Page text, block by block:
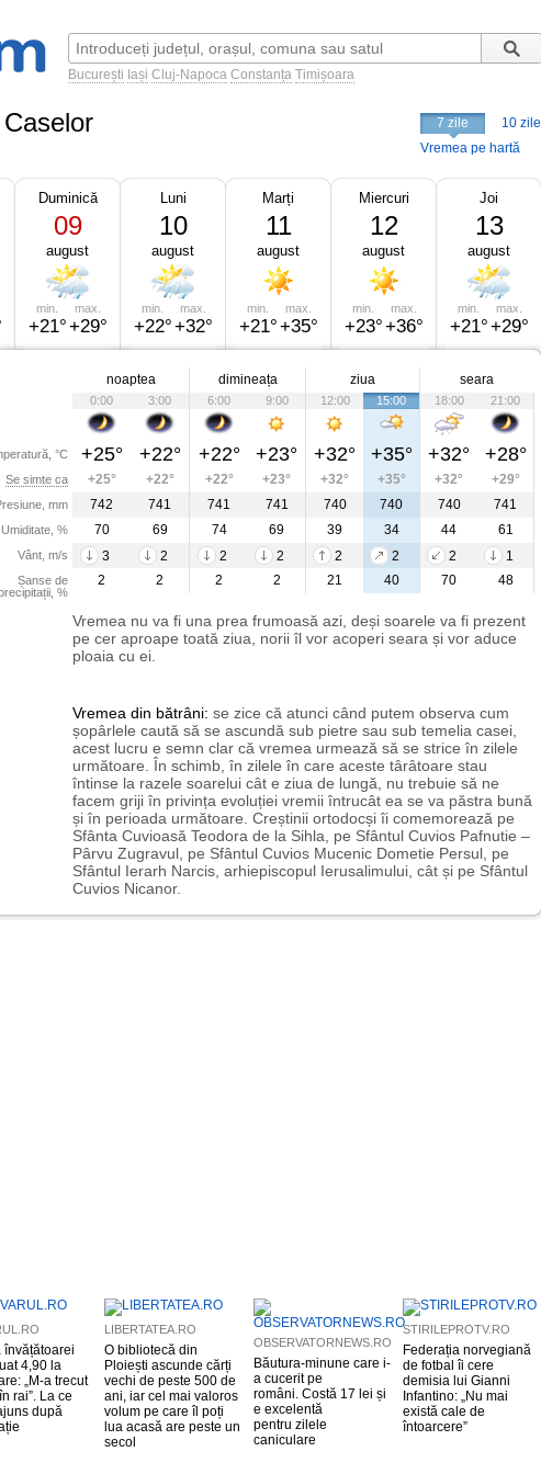
București Iași Cluj-Napoca Constanța Timișoara
7 zile
10 zile
Vremea pe hartă
Duminică
09
august
min.
+21°
max.
+29°
Luni
10
august
min.
+22°
max.
+32°
Marți
11
august
min.
+21°
max.
+35°
Miercuri
12
august
min.
+23°
max.
+36°
Joi
13
august
min.
+21°
max.
+29°
°C
Se simte ca
mm
Umiditate, %
Vânt, m/s
Șanse de
%
noaptea dimineața ziua seara
0:00 3:00 6:00 9:00 12:00 15:00 18:00 21:00
+25° +22° +22° +23° +32° +35° +32° +28°
+25° +22° +22° +23° +32° +35° +32°
+29°
742
741 741 741 740 740 740
741
70
69 74 69 39 34 44
61
3
2 2 2 2 2 2
1
2
2 2 2 21 40 70 48
Vremea nu va fi una prea frumoasă azi, deși soarele va fi prezent
pe cer aproape toată ziua, norii îl vor acoperi seara și vor aduce
ploaia cu ei.
Vremea din bătrâni: se zice că atunci când putem observa cum
șopârlele caută să se ascundă sub pietre sau sub temelia casei,
acest lucru e semn clar că vremea urmează să se strice în zilele
următoare. În schimb, în zilele în care aceste târâtoare stau
întinse la razele soarelui cât e ziua de lungă, nu trebuie să ne
facem griji în privința evoluției vremii întrucât ea se va păstra bună
și în perioada următoare. Creștinii ortodocși îi comemorează pe
Sfânta Cuvioasă Teodora de la Sihla, pe Sfântul Cuvios Pafnutie –
Pârvu Zugravul, pe Sfântul Cuvios Mucenic Dometie Persul, pe
Sfântul Ierarh Narcis, arhiepiscopul Ierusalimului, cât și pe Sfântul
Cuvios Nicanor.
învățătoarei
4,90 la
„M-a trecut
rai”. La ce
după
LIBERTATEA.RO
O bibliotecă din
Ploiești ascunde cărți
vechi de peste 500 de
ani, iar cel mai valoros
volum pe care îl poți
lua acasă are peste un
secol
OBSERVATORNEWS.RO
Băutura-minune care i-
a cucerit pe
români. Costă 17 lei și
e excelentă
pentru zilele
caniculare
STIRILEPROTV.RO
Federația norvegiană
de fotbal îi cere
demisia lui Gianni
Infantino: „Nu mai
există cale de
întoarcere”